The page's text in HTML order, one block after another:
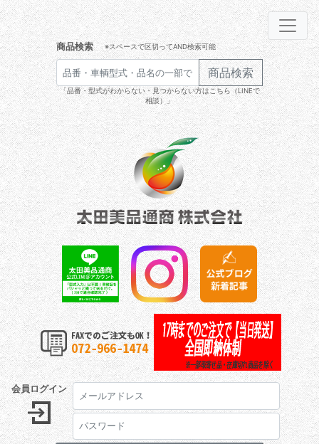
商品検索 ※スペースで区切ってAND検索可能
商品検索
「品番・型式がわからない・見つからない方はこちら（LINEで
相談）」
会員ログイン